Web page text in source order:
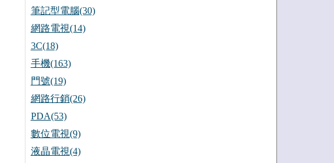
筆記型電腦(30)
網路電視(14)
3C(18)
手機(163)
門號(19)
網路行銷(26)
PDA(53)
數位電視(9)
液晶電視(4)